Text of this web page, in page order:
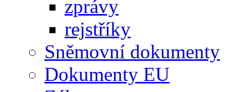
zprávy
rejstříky
Sněmovní dokumenty
Dokumenty EU